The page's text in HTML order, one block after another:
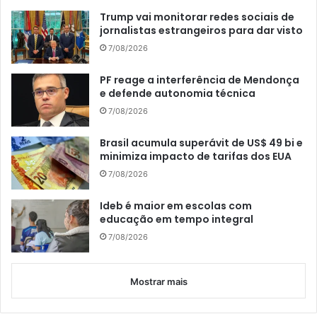
Trump vai monitorar redes sociais de
jornalistas estrangeiros para dar visto
7/08/2026
PF reage a interferência de Mendonça
e defende autonomia técnica
7/08/2026
Brasil acumula superávit de US$ 49 bi e
minimiza impacto de tarifas dos EUA
7/08/2026
Ideb é maior em escolas com
educação em tempo integral
7/08/2026
Mostrar mais